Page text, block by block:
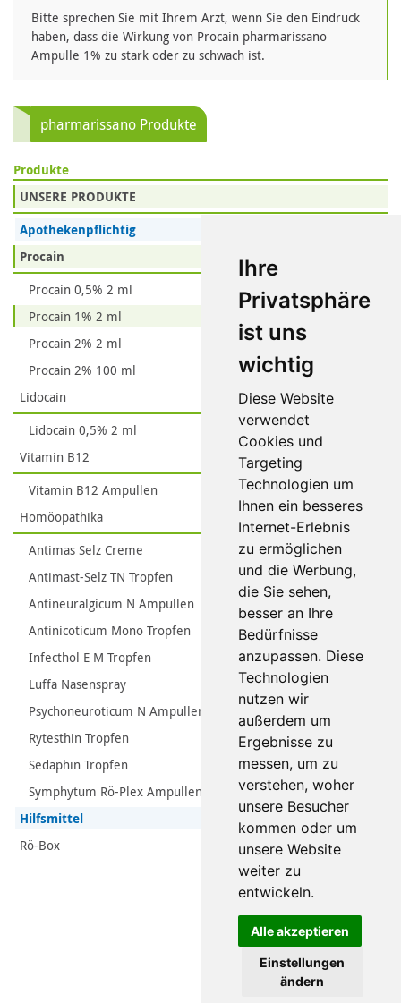
Ihre
Privatsphäre
ist uns
wichtig
Diese Website
verwendet
Cookies und
Targeting
Technologien um
Ihnen ein besseres
Internet-Erlebnis
zu ermöglichen
und die Werbung,
die Sie sehen,
besser an Ihre
Bedürfnisse
anzupassen. Diese
Technologien
nutzen wir
außerdem um
Ergebnisse zu
messen, um zu
verstehen, woher
unsere Besucher
kommen oder um
unsere Website
weiter zu
entwickeln.
Alle akzeptieren
Einstellungen
ändern
Bitte sprechen Sie mit Ihrem Arzt, wenn Sie den Eindruck
haben, dass die Wirkung von Procain pharmarissano
Ampulle 1% zu stark oder zu schwach ist.
pharmarissano Produkte
Produkte
UNSERE PRODUKTE
Apothekenpflichtig
Procain
Procain 0,5% 2 ml
Procain 1% 2 ml
Procain 2% 2 ml
Procain 2% 100 ml
Lidocain
Lidocain 0,5% 2 ml
Vitamin B12
Vitamin B12 Ampullen
Homöopathika
Antimas Selz Creme
Antimast-Selz TN Tropfen
Antineuralgicum N Ampullen
Antinicoticum Mono Tropfen
Infecthol E M Tropfen
Luffa Nasenspray
Psychoneuroticum N Ampullen
Rytesthin Tropfen
Sedaphin Tropfen
Symphytum Rö-Plex Ampullen
Hilfsmittel
Rö-Box